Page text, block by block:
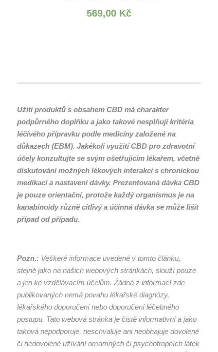
569,00 Kč
Užití produktů s obsahem CBD má charakter
podpůrného doplňku a jako takové nesplňují kritéria
léčivého přípravku podle medicíny založené na
důkazech (EBM). Jakékoli využití CBD pro zdravotní
účely konzultujte se svým ošetřujícím lékařem, včetně
diskutování možných lékových interakcí s chronickou
medikací a nastavení dávky. Prezentovaná dávka CBD
je pouze orientační, protože každý organismus je na
kanabinoidy různě citlivý a účinná dávka se může lišit
případ od případu.
Pozn.: Veškeré informace uvedené v tomto článku,
stejně jako na našich webových stránkách, slouží pouze
a jen ke vzdělávacím účelům. Žádná z informací zde
publikovaných nemá povahu lékařské diagnózy,
lékařského doporučení nebo doporučení léčebného
postupu. Tato webová stránka je čistě informativní a jako
taková nepodporuje, neschvaluje ani neobhajuje dovolené
či nedovolené užívání omamných či psychotropních látek